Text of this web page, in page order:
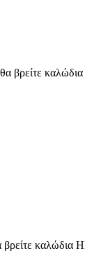
βρείτε
βρείτε καλώδια